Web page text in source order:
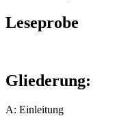
Leseprobe
Gliederung:
A: Einleitung